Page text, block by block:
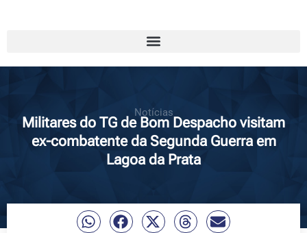
Notícias
Militares do TG de Bom Despacho visitam
ex-combatente da Segunda Guerra em
Lagoa da Prata